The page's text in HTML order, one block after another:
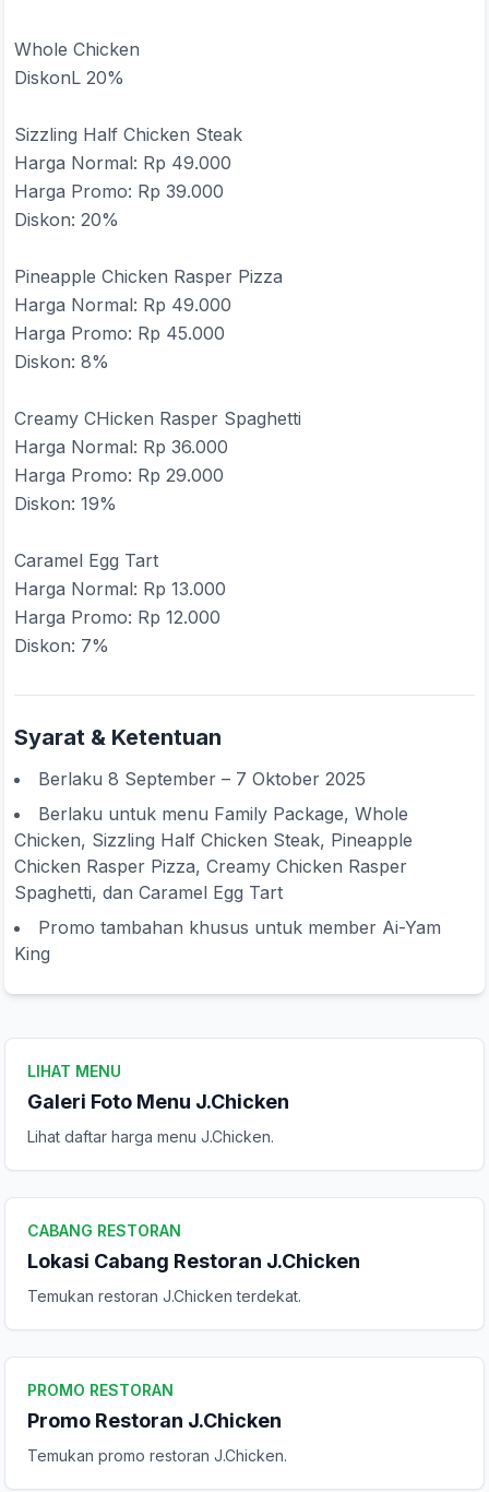
Whole Chicken
DiskonL 20%
Sizzling Half Chicken Steak
Harga Normal: Rp 49.000
Harga Promo: Rp 39.000
Diskon: 20%
Pineapple Chicken Rasper Pizza
Harga Normal: Rp 49.000
Harga Promo: Rp 45.000
Diskon: 8%
Creamy CHicken Rasper Spaghetti
Harga Normal: Rp 36.000
Harga Promo: Rp 29.000
Diskon: 19%
Caramel Egg Tart
Harga Normal: Rp 13.000
Harga Promo: Rp 12.000
Diskon: 7%
Syarat & Ketentuan
Berlaku 8 September – 7 Oktober 2025
Berlaku untuk menu Family Package, Whole
Chicken, Sizzling Half Chicken Steak, Pineapple
Chicken Rasper Pizza, Creamy Chicken Rasper
Spaghetti, dan Caramel Egg Tart
Promo tambahan khusus untuk member Ai-Yam
King
LIHAT MENU
Galeri Foto Menu J.Chicken
Lihat daftar harga menu J.Chicken.
CABANG RESTORAN
Lokasi Cabang Restoran J.Chicken
Temukan restoran J.Chicken terdekat.
PROMO RESTORAN
Promo Restoran J.Chicken
Temukan promo restoran J.Chicken.